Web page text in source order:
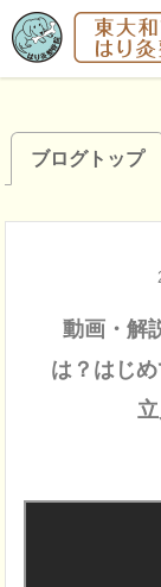
ブログトップ
動画・解
は？はじ